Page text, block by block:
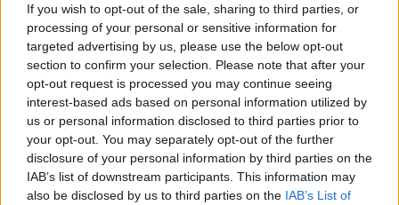
If you wish to opt-out of the sale, sharing to third parties, or
processing of your personal or sensitive information for
targeted advertising by us, please use the below opt-out
section to confirm your selection. Please note that after your
opt-out request is processed you may continue seeing
interest-based ads based on personal information utilized by
us or personal information disclosed to third parties prior to
your opt-out. You may separately opt-out of the further
disclosure of your personal information by third parties on the
IAB’s list of downstream participants. This information may
also be disclosed by us to third parties on the IAB’s List of
Τηλεόραση |24.05.2021 15:42
YFSF: Νικήτρια στον ημιτελικό η
«Μπέλλου» Ματθίλδη Μαγγίρα - 4 πάνε
στον τελικό
Ημιτελικός All Star Your Face Sounds
Familiar και 4 πρόσωπα πάνε στον μεγάλο
τελικό